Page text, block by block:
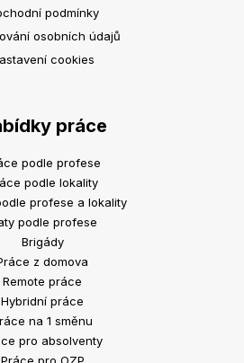
podmínky
osobních údajů
cookies
práce
podle profese
podle lokality
profese a lokality
podle profese
Brigády
z domova
Remote práce
Hybridní práce
na 1 směnu
pro absolventy